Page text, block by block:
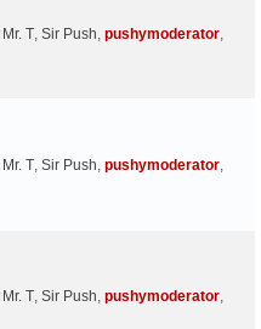
Mr. T, Sir Push, pushymoderator,
Mr. T, Sir Push, pushymoderator,
Mr. T, Sir Push, pushymoderator,